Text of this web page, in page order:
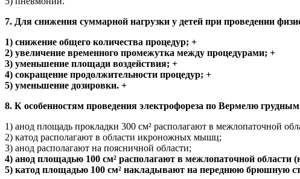
7. Для снижения суммарной нагрузки у детей при проведении
1) снижение общего количества процедур; +
2) увеличение временного промежутка между процедурами; +
3) уменьшение площади воздействия; +
4) сокращение продолжительности процедур; +
5) уменьшение дозировки. +
8. К особенностям проведения электрофореза по Вермелю
1) анод площадь прокладки 300 см² располагают в межлопаточной
2) катод располагают в области икроножных мышц;
3) анод располагают на поясничной области;
4) анод площадью 100 см² располагают в межлопаточной области
5) катод площадью 100 см² накладывают на переднюю брюшную